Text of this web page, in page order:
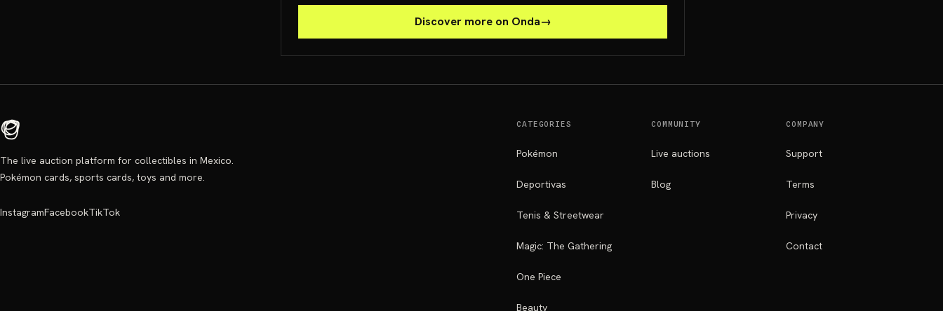
Discover more on Onda→
The live auction platform for collectibles in Mexico.
Pokémon cards, sports cards, toys and more.
InstagramFacebookTikTok
CATEGORIES
Pokémon
Deportivas
Tenis & Streetwear
Magic: The Gathering
One Piece
Beauty
COMMUNITY
Live auctions
Blog
COMPANY
Support
Terms
Privacy
Contact